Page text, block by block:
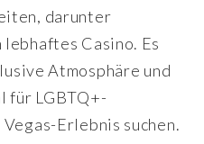
darunter
lebhaftes Casino. Es
Atmosphäre und
für LGBTQ+-
Erlebnis suchen.